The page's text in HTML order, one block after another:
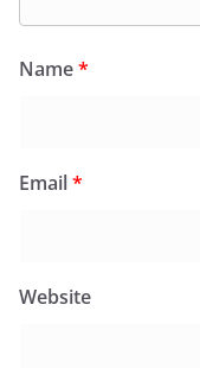
Name*
Email*
Website